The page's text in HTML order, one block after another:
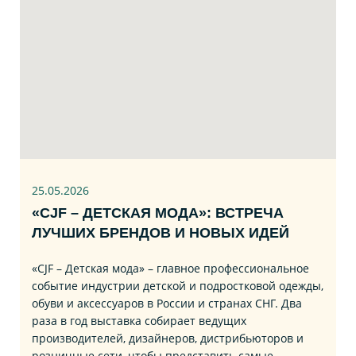
25.05.2026
«CJF – ДЕТСКАЯ МОДА»: ВСТРЕЧА
ЛУЧШИХ БРЕНДОВ И НОВЫХ ИДЕЙ
«CJF – Детская мода» – главное профессиональное
событие индустрии детской и подростковой одежды,
обуви и аксессуаров в России и странах СНГ. Два
раза в год выставка собирает ведущих
производителей, дизайнеров, дистрибьюторов и